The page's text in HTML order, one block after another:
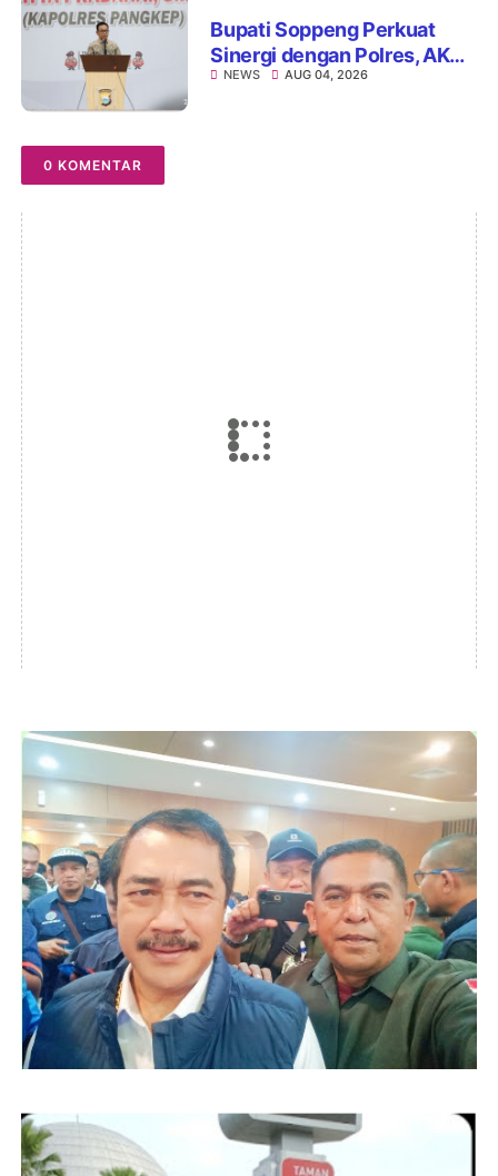
Bupati Soppeng Perkuat
Sinergi dengan Polres, AKBP
Hari Budiyanto Siap Layani
NEWS AUG 04, 2026
0 KOMENTAR